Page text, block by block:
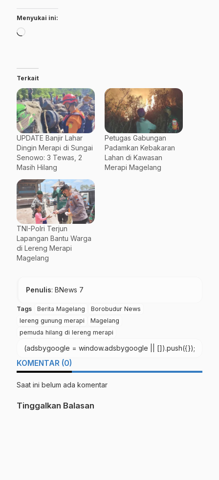
Menyukai ini:
Memuat...
Terkait
UPDATE Banjir Lahar
Dingin Merapi di Sungai
Senowo: 3 Tewas, 2
Masih Hilang
Petugas Gabungan
Padamkan Kebakaran
Lahan di Kawasan
Merapi Magelang
TNI-Polri Terjun
Lapangan Bantu Warga
di Lereng Merapi
Magelang
Penulis: BNews 7
Tags Berita Magelang
Borobudur News
lereng gunung merapi
Magelang
pemuda hilang di lereng merapi
(adsbygoogle = window.adsbygoogle || []).push({});
KOMENTAR (0)
Saat ini belum ada komentar
Tinggalkan Balasan